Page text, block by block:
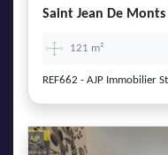
Saint Jean De Monts
121 m²
REF662 - AJP Immobilier